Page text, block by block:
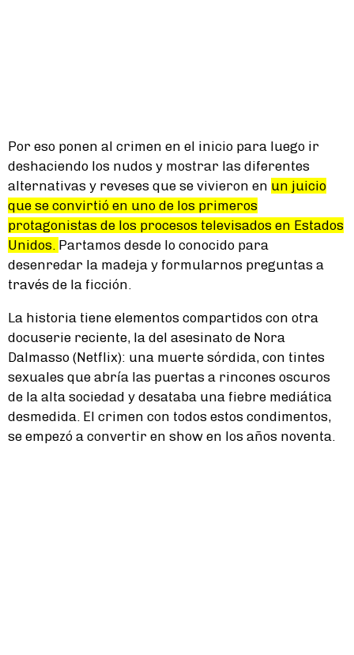
Por eso ponen al crimen en el inicio para luego ir
deshaciendo los nudos y mostrar las diferentes
alternativas y reveses que se vivieron en un juicio
que se convirtió en uno de los primeros
protagonistas de los procesos televisados en Estados
Unidos. Partamos desde lo conocido para
desenredar la madeja y formularnos preguntas a
través de la ficción.
La historia tiene elementos compartidos con otra
docuserie reciente, la del asesinato de Nora
Dalmasso (Netflix): una muerte sórdida, con tintes
sexuales que abría las puertas a rincones oscuros
de la alta sociedad y desataba una fiebre mediática
desmedida. El crimen con todos estos condimentos,
se empezó a convertir en show en los años noventa.